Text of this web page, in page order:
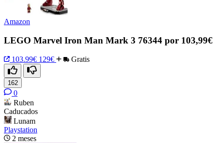
Amazon
LEGO Marvel Iron Man Mark 3 76344 por 103,99€
103.99€ 129€ Gratis
162
0
Ruben
Caducados
Lunam
Playstation
2 meses